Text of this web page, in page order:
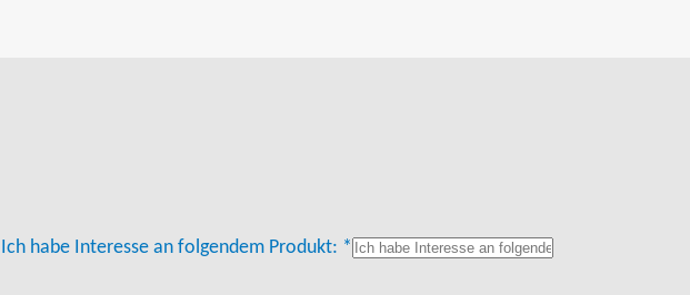
Ich habe Interesse an folgendem Produkt: *